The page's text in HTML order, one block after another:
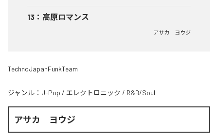
13 ： 高原ロマンス
アサカ ヨウジ
TechnoJapanFunkTeam
ジャンル： J-Pop / エレクトロニック / R&B/Soul
アサカ ヨウジ